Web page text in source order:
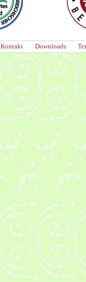
Kontakt Downloads